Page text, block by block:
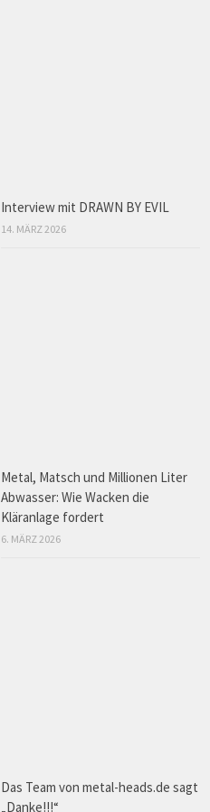
Interview mit DRAWN BY EVIL
14. MÄRZ 2026
Metal, Matsch und Millionen Liter
Abwasser: Wie Wacken die
Kläranlage fordert
6. MÄRZ 2026
Das Team von metal-heads.de sagt
„Danke!!!“